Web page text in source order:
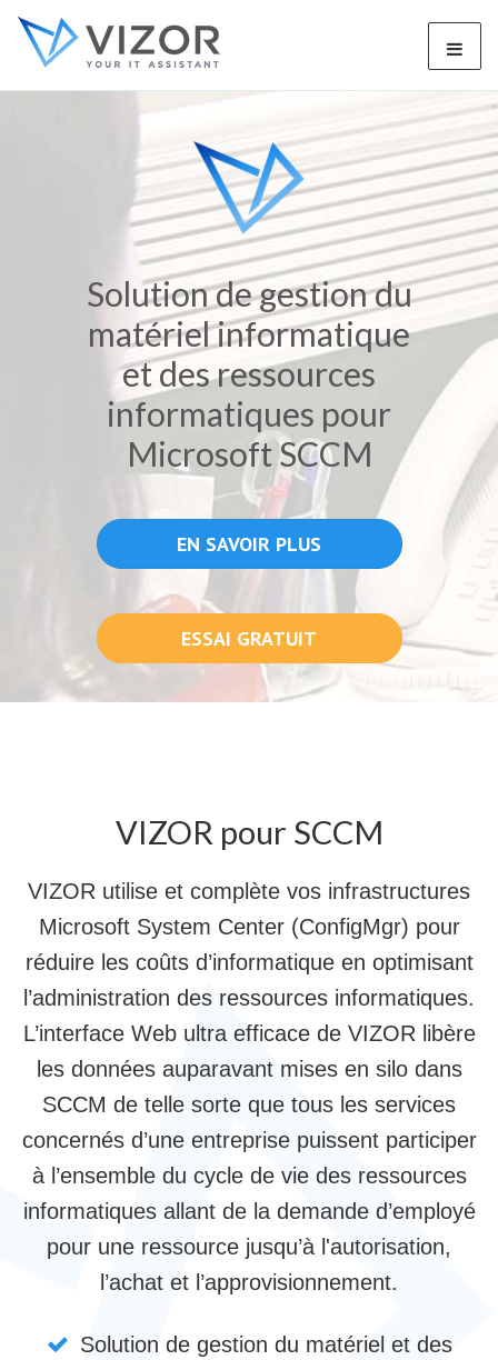
Solution de gestion du
matériel informatique
et des ressources
informatiques pour
Microsoft SCCM
EN SAVOIR PLUS
ESSAI GRATUIT
VIZOR pour SCCM
VIZOR utilise et complète vos infrastructures
Microsoft System Center (ConfigMgr) pour
réduire les coûts d’informatique en optimisant
l’administration des ressources informatiques.
L’interface Web ultra efficace de VIZOR libère
les données auparavant mises en silo dans
SCCM de telle sorte que tous les services
concernés d’une entreprise puissent participer
à l’ensemble du cycle de vie des ressources
informatiques allant de la demande d’employé
pour une ressource jusqu’à l'autorisation,
l’achat et l’approvisionnement.
Solution de gestion du matériel et des